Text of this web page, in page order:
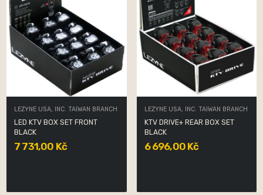
LEZYNE USA, INC. TAIWAN BRANCH
LED KTV BOX SET FRONT
BLACK
7 731,00 Kč
LEZYNE USA, INC. TAIWAN BRANCH
KTV DRIVE+ REAR BOX SET
BLACK
6 696,00 Kč